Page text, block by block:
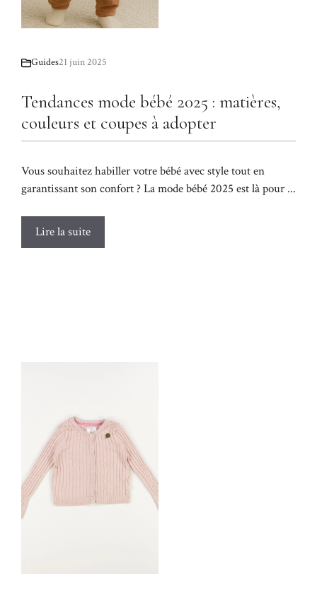
Guides21 juin 2025
Tendances mode bébé 2025 : matières,
couleurs et coupes à adopter
Vous souhaitez habiller votre bébé avec style tout en
garantissant son confort ? La mode bébé 2025 est là pour ...
Lire la suite